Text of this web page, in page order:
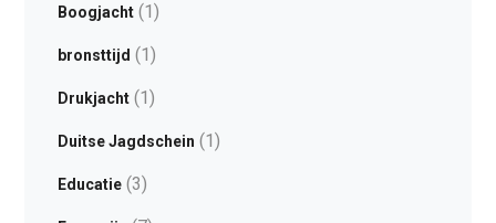
Boogjacht(1)
bronsttijd (1)
Drukjacht(1)
Duitse Jagdschein (1)
Educatie(3)